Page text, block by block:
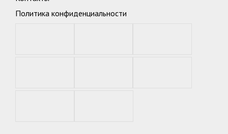
Политика конфиденциальности